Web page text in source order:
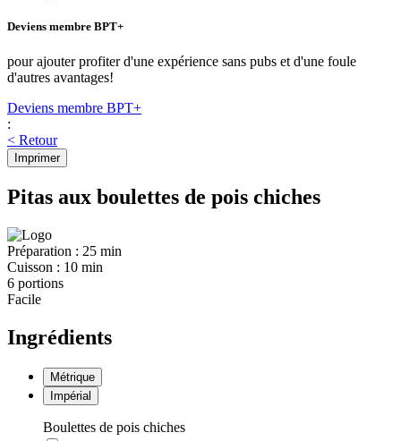
Deviens membre BPT+
pour ajouter profiter d'une expérience sans pubs et d'une foule
d'autres avantages!
Deviens membre BPT+
:
< Retour
Imprimer
Pitas aux boulettes de pois chiches
Préparation : 25 min
Cuisson : 10 min
6 portions
Facile
Ingrédients
Métrique
Impérial
Boulettes de pois chiches